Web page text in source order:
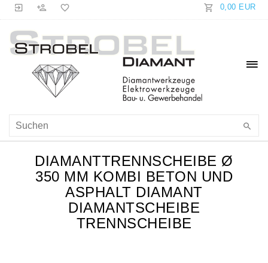
0,00 EUR
DIAMANTTRENNSCHEIBE Ø
350 MM KOMBI BETON UND
ASPHALT DIAMANT
DIAMANTSCHEIBE
TRENNSCHEIBE